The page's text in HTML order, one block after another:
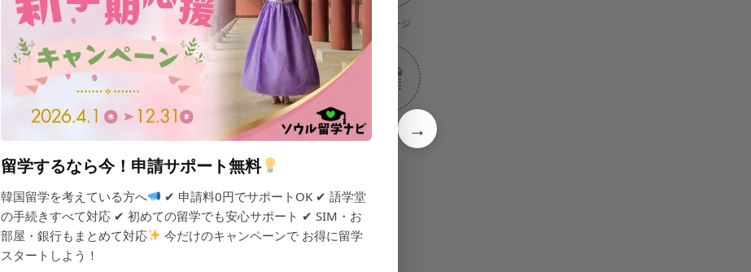
洗濯機 乾燥機 スタイラー 冷蔵庫(ツードア式) 電子レンジ
IHコンロ シンク台 靴箱 トイレ シャワー
洗面台
留学するなら今！申請サポート無料
韓国留学を考えている方へ
✔ 申請料0円でサポートOK ✔ 語学堂
の手続きすべて対応 ✔ 初めての留学でも安心サポート ✔ SIM・お
部屋・銀行もまとめて対応
今だけのキャンペーンで お得に留学
スタートしよう！
→